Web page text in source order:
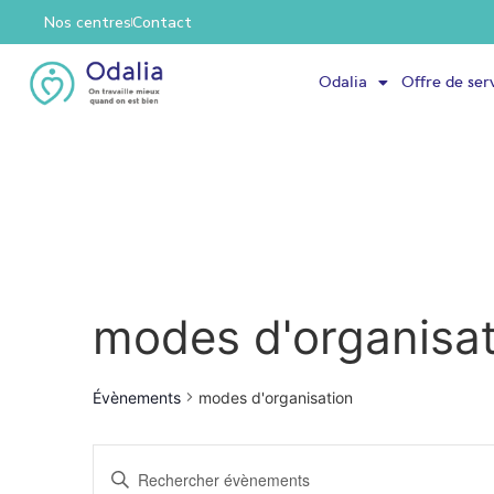
Nos centresContact
Odalia Offre de
modes
Évènements modes d'organisation
Recherche
Saisir mot-clé. Rechercher Évènements par mot-